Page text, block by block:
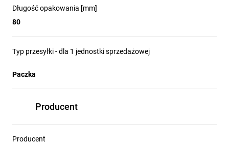
Długość opakowania [mm]
80
Typ przesyłki - dla 1 jednostki sprzedażowej
Paczka
Producent
Producent